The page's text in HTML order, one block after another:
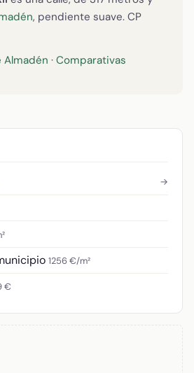
, pendiente suave. CP
Almadén · Comparativas
→
1256 €/m²
€